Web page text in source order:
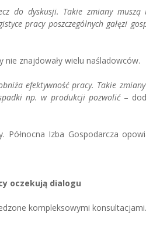
do dyskusji. Takie zmiany muszą
pracy poszczególnych gałęzi
znajdowały wielu naśladowców.
efektywność pracy. Takie
np. w produkcji pozwolić–
Izba Gospodarcza
oczekują dialogu
kompleksowymi konsultacjami.